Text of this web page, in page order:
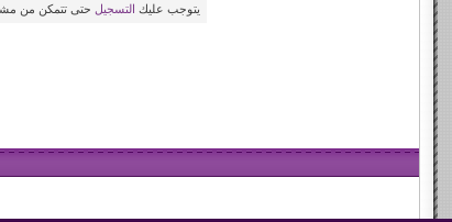
يتوجب عليك التسجيل حتى تتمكن من